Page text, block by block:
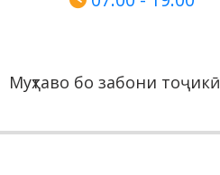
Муҳтаво бо забони тоҷикӣ